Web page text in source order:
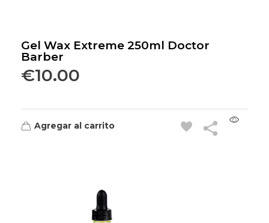
Gel Wax Extreme 250ml Doctor
Barber
€10.00
Agregar al carrito